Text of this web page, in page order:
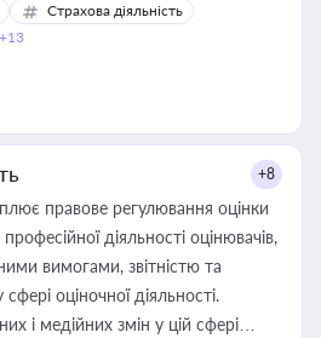
Страхова діяльність
+13
+8
правове регулювання оцінки
діяльності оцінювачів,
вимогами, звітністю та
оціночної діяльності.
і медійних змін у цій сфері